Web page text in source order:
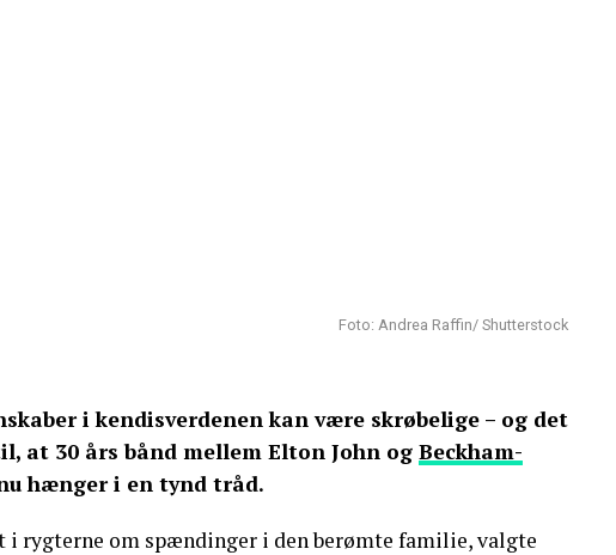
Foto: Andrea Raffin/ Shutterstock
i kendisverdenen kan være skrøbelige – og det
at 30 års bånd mellem Elton John og Beckham-
hænger i en tynd tråd.
i rygterne om spændinger i den berømte familie, valgte